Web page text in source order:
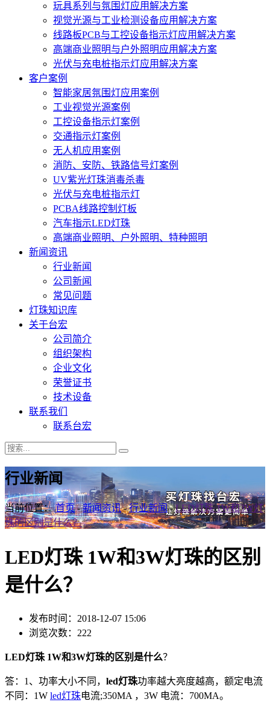
玩具系列与氛围灯应用解决方案
视觉光源与工业检测设备应用解决方案
线路板PCB与工控设备指示灯应用解决方案
高端商业照明与户外照明应用解决方案
光伏与充电桩指示灯应用解决方案
客户案例
智能家居氛围灯应用案例
工业视觉光源案例
工控设备指示灯案例
交通指示灯案例
无人机应用案例
消防、安防、铁路信号灯案例
UV紫光灯珠消毒杀毒
光伏与充电桩指示灯
PCBA线路控制灯板
汽车指示LED灯珠
高端商业照明、户外照明、特种照明
新闻资讯
行业新闻
公司新闻
常见问题
灯珠知识库
关于台宏
公司简介
组织架构
企业文化
荣誉证书
技术设备
联系我们
联系台宏
行业新闻
当前位置：首页-新闻资讯-行业新闻-LED灯珠 1W和3W灯
珠的区别是什么？
LED灯珠 1W和3W灯珠的区别
是什么？
发布时间：2018-12-07 15:06
浏览次数：222
LED灯珠 1W和3W灯珠的区别是什么？
答：1、功率大小不同， led灯珠功率越大亮度越高，额定电流
不同：1W led灯珠电流;350MA ，3W 电流：700MA。